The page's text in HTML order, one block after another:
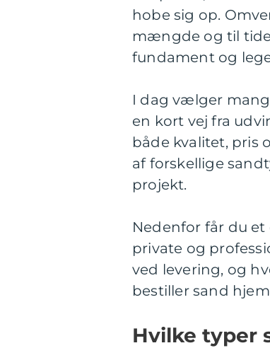
hobe sig op.
mængde og til
fundament og
I dag vælger
en kort vej fra
både kvalitet, pris
af forskellige
projekt.
Nedenfor får du
private og
ved levering, og
bestiller sand
Hvilke typer